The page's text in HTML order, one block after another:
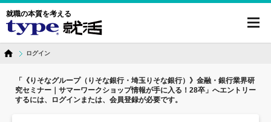
就職の本質を考える
ログイン
「《りそなグループ（りそな銀行・埼玉りそな銀行）》金融・銀行業界研
究セミナー｜サマーワークショップ情報が手に入る！28卒」へエントリー
するには、ログインまたは、会員登録が必要です。